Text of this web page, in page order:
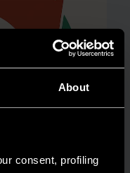
About
consent, profiling